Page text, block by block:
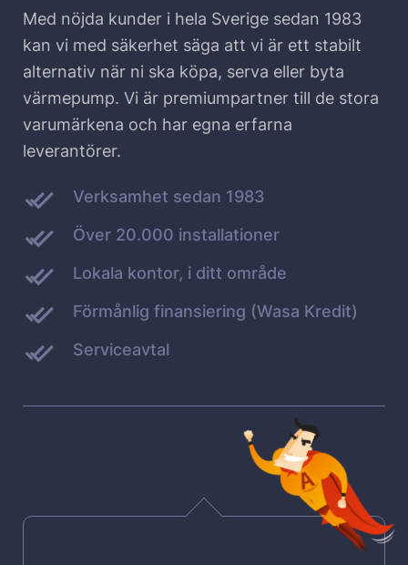
Med nöjda kunder i hela Sverige sedan 1983
kan vi med säkerhet säga att vi är ett stabilt
alternativ när ni ska köpa, serva eller byta
värmepump. Vi är premiumpartner till de stora
varumärkena och har egna erfarna
leverantörer.
Verksamhet sedan 1983
Över 20.000 installationer
Lokala kontor, i ditt område
Förmånlig finansiering (Wasa Kredit)
Serviceavtal